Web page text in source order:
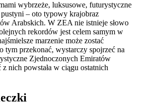
wybrzeże, luksusowe, futurystyczne
– oto typowy krajobraz
Arabskich. W ZEA nie istnieje słowo
rekordów jest celem samym w
marzenie może zostać
tym przekonać, wystarczy spojrzeć na
Zjednoczonych Emiratów
nich powstała w ciągu ostatnich